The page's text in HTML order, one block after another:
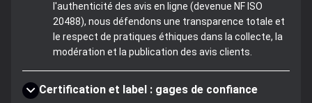
l'authenticité des avis en ligne (devenue NF ISO
20488), nous défendons une transparence totale et
le respect de pratiques éthiques dans la collecte, la
modération et la publication des avis clients.
Certification et label : gages de confiance